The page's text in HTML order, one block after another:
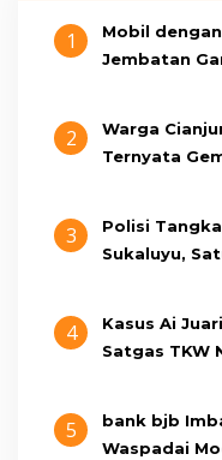
1
Mobil
Jembatan
2
Warga
Ternyata
3
Polisi
Sukaluyu,
4
Kasus Ai
Satgas TKW
5
bank bjb
Waspadai